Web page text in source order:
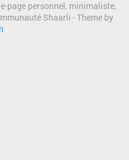
page personnel, minimaliste,
Shaarli - Theme by